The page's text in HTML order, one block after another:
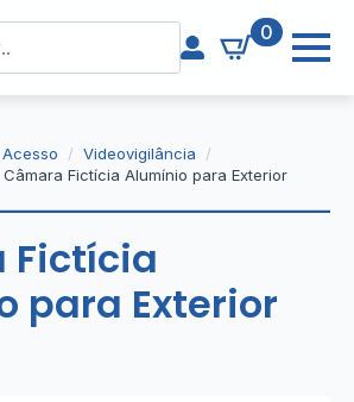
0
Videovigilância
Câmara Fictícia Alumínio para Exterior
Fictícia
para Exterior